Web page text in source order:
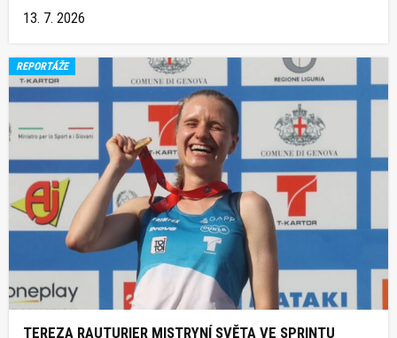
13. 7. 2026
REPORTÁŽE
TEREZA RAUTURIER MISTRYNÍ SVĚTA VE SPRINTU